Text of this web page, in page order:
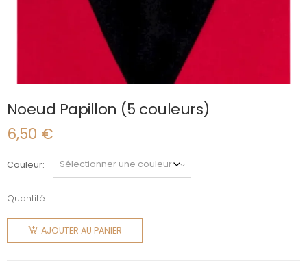
Noeud Papillon (5 couleurs)
6,50 €
Couleur
Quantité:
quantité
de Noeud
Papillon
AJOUTER AU PANIER